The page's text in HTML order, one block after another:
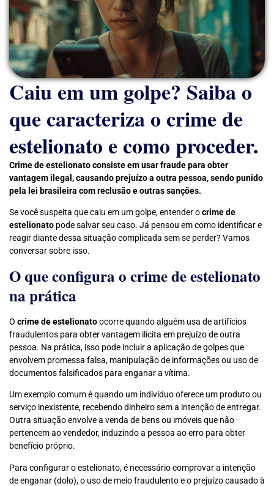
Caiu em um golpe? Saiba o
que caracteriza o crime de
estelionato e como proceder.
Crime de estelionato consiste em usar fraude para obter
vantagem ilegal, causando prejuízo a outra pessoa, sendo punido
pela lei brasileira com reclusão e outras sanções.
Se você suspeita que caiu em um golpe, entender ocrime de
estelionato pode salvar seu caso. Já pensou em como identificar e
reagir diante dessa situação complicada sem se perder? Vamos
conversar sobre isso.
O que configura o crime de estelionato
na prática
O crime de estelionatoocorre quando alguém usa de artifícios
fraudulentos para obter vantagem ilícita em prejuízo de outra
pessoa. Na prática, isso pode incluir a aplicação de golpes que
envolvem promessa falsa, manipulação de informações ou uso de
documentos falsificados para enganar a vítima.
Um exemplo comum é quando um indivíduo oferece um produto ou
serviço inexistente, recebendo dinheiro sem a intenção de entregar.
Outra situação envolve a venda de bens ou imóveis que não
pertencem ao vendedor, induzindo a pessoa ao erro para obter
benefício próprio.
Para configurar o estelionato, é necessário comprovar a intenção
de enganar (dolo), o uso de meio fraudulento e o prejuízo causado à